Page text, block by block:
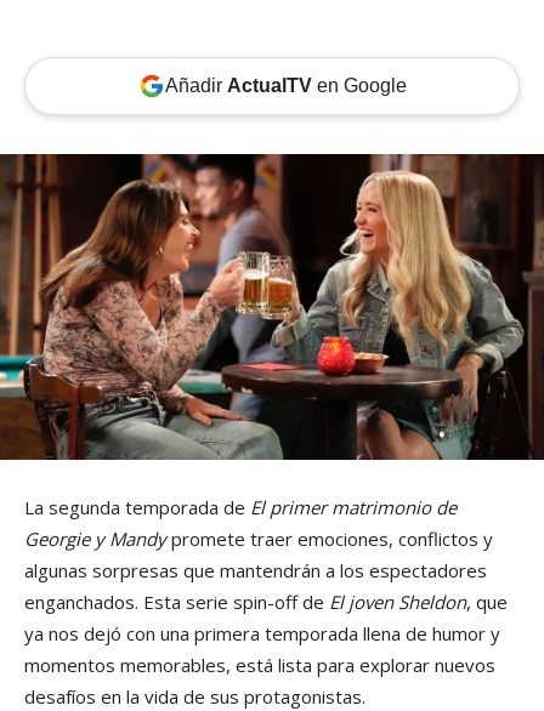
Añadir ActualTVen Google
La segunda temporada de El primer matrimonio de
Georgie y Mandypromete traer emociones, conflictos y
algunas sorpresas que mantendrán a los espectadores
enganchados. Esta serie spin-off de El joven Sheldon, que
ya nos dejó con una primera temporada llena de humor y
momentos memorables, está lista para explorar nuevos
desafíos en la vida de sus protagonistas.